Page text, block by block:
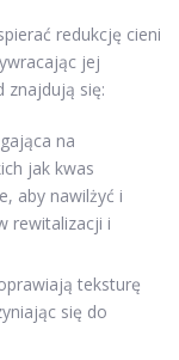
redukcję cieni
jej
znajdują się:
na
jak kwas
aby nawilżyć i
rewitalizacji i
teksturę
się do